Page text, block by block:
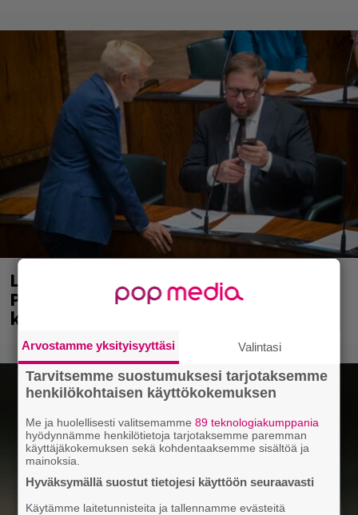
Laittomasta graffitista kiinni jäänyt
Paavo Arhinmäki jälleen spraypullo
kädessä – näitä puolueita ei kiinnosta
Arvostamme yksityisyyttäsi Valintasi
Tarvitsemme suostumuksesi tarjotaksemme
henkilökohtaisen käyttökokemuksen
Me ja huolellisesti valitsemamme89 teknologiakumppania
hyödynnämme henkilötietoja tarjotaksemme paremman
käyttäjäkokemuksen sekä kohdentaaksemme sisältöä ja
mainoksia.
Hyväksymällä suostut tietojesi käyttöön seuraavasti
Käytämme laitetunnisteita ja tallennamme evästeitä